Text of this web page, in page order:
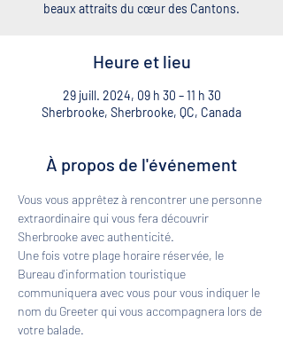
beaux attraits du cœur des Cantons.
Heure et lieu
29 juill. 2024, 09 h 30 – 11 h 30
Sherbrooke, Sherbrooke, QC, Canada
À propos de l'événement
Vous vous apprêtez à rencontrer une personne
extraordinaire qui vous fera découvrir
Sherbrooke avec authenticité.
Une fois votre plage horaire réservée, le
Bureau d'information touristique
communiquera avec vous pour vous indiquer le
nom du Greeter qui vous accompagnera lors de
votre balade.